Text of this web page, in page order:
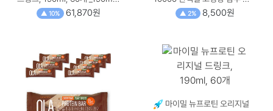
× 60개, 190ml × 60개
▲ 10% 61,870원
로럴 머스크 향, 1L, 1개 _개당
▲ 2% 8,500원
마이밀 뉴프로틴 오리지널